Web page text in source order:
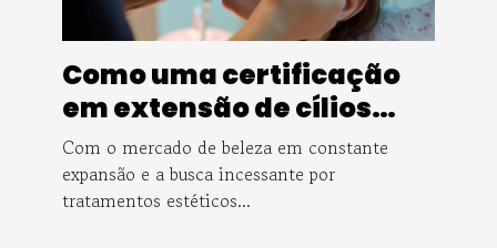
Como uma certificação
em extensão de cílios
pode impulsionar sua
carreira
Com o mercado de beleza em constante
expansão e a busca incessante por
tratamentos estéticos...